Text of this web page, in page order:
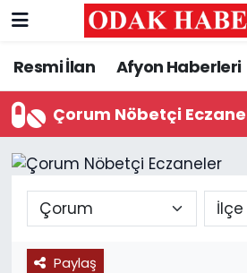
Resmi İlan Afyon Haberleri
Çorum Nöbetçi
Paylaş
AFYONKARAHİSAR
Resmi İlan
ASAYİŞ
GÜNCEL
SİYASET
Nöbetçi Eczaneler
Hava Durumu
Trafik Durumu
Süper Lig Puan Durumu
Tüm Manşetler